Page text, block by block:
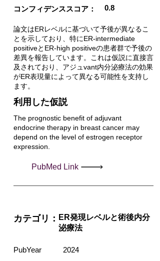
コンフィデンススコア： 0.8
論文はERレベルに基づいて予後が異なるこ
とを示しており、特にER-intermediate
positiveとER-high positiveの患者群で予後の
差異を報告しています。これは仮説に直接言
及されており、アジュvant内分泌療法の効果
がER表現量によって異なる可能性を支持し
ます。
利用した仮説
The prognostic benefit of adjuvant
endocrine therapy in breast cancer may
depend on the level of estrogen receptor
expression.
PubMed Link
カテゴリ： ER発現レベルと術後内分
泌療法
PubYear 2024